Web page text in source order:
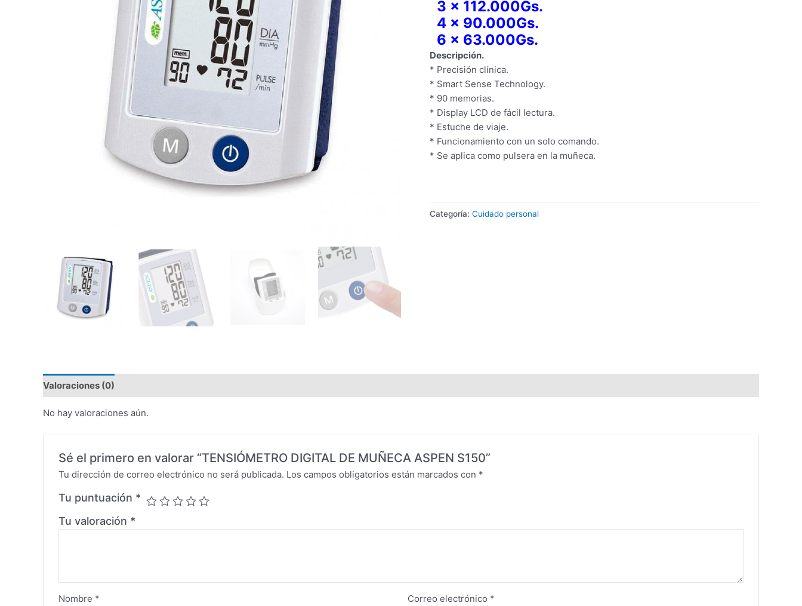
3 x 112.000Gs.
4 x 90.000Gs.
6 x 63.000Gs.
Descripción.
* Precisión clínica.
* Smart Sense Technology.
* 90 memorias.
* Display LCD de fácil lectura.
* Estuche de viaje.
* Funcionamiento con un solo comando.
* Se aplica como pulsera en la muñeca.
Categoría: Cuidado personal
Valoraciones (0)
No hay valoraciones aún.
Sé el primero en valorar “TENSIÓMETRO DIGITAL DE MUÑECA ASPEN S150”
Tu dirección de correo electrónico no será publicada. Los campos obligatorios están marcados con *
Tu puntuación *
Tu valoración *
Nombre * Correo electrónico *